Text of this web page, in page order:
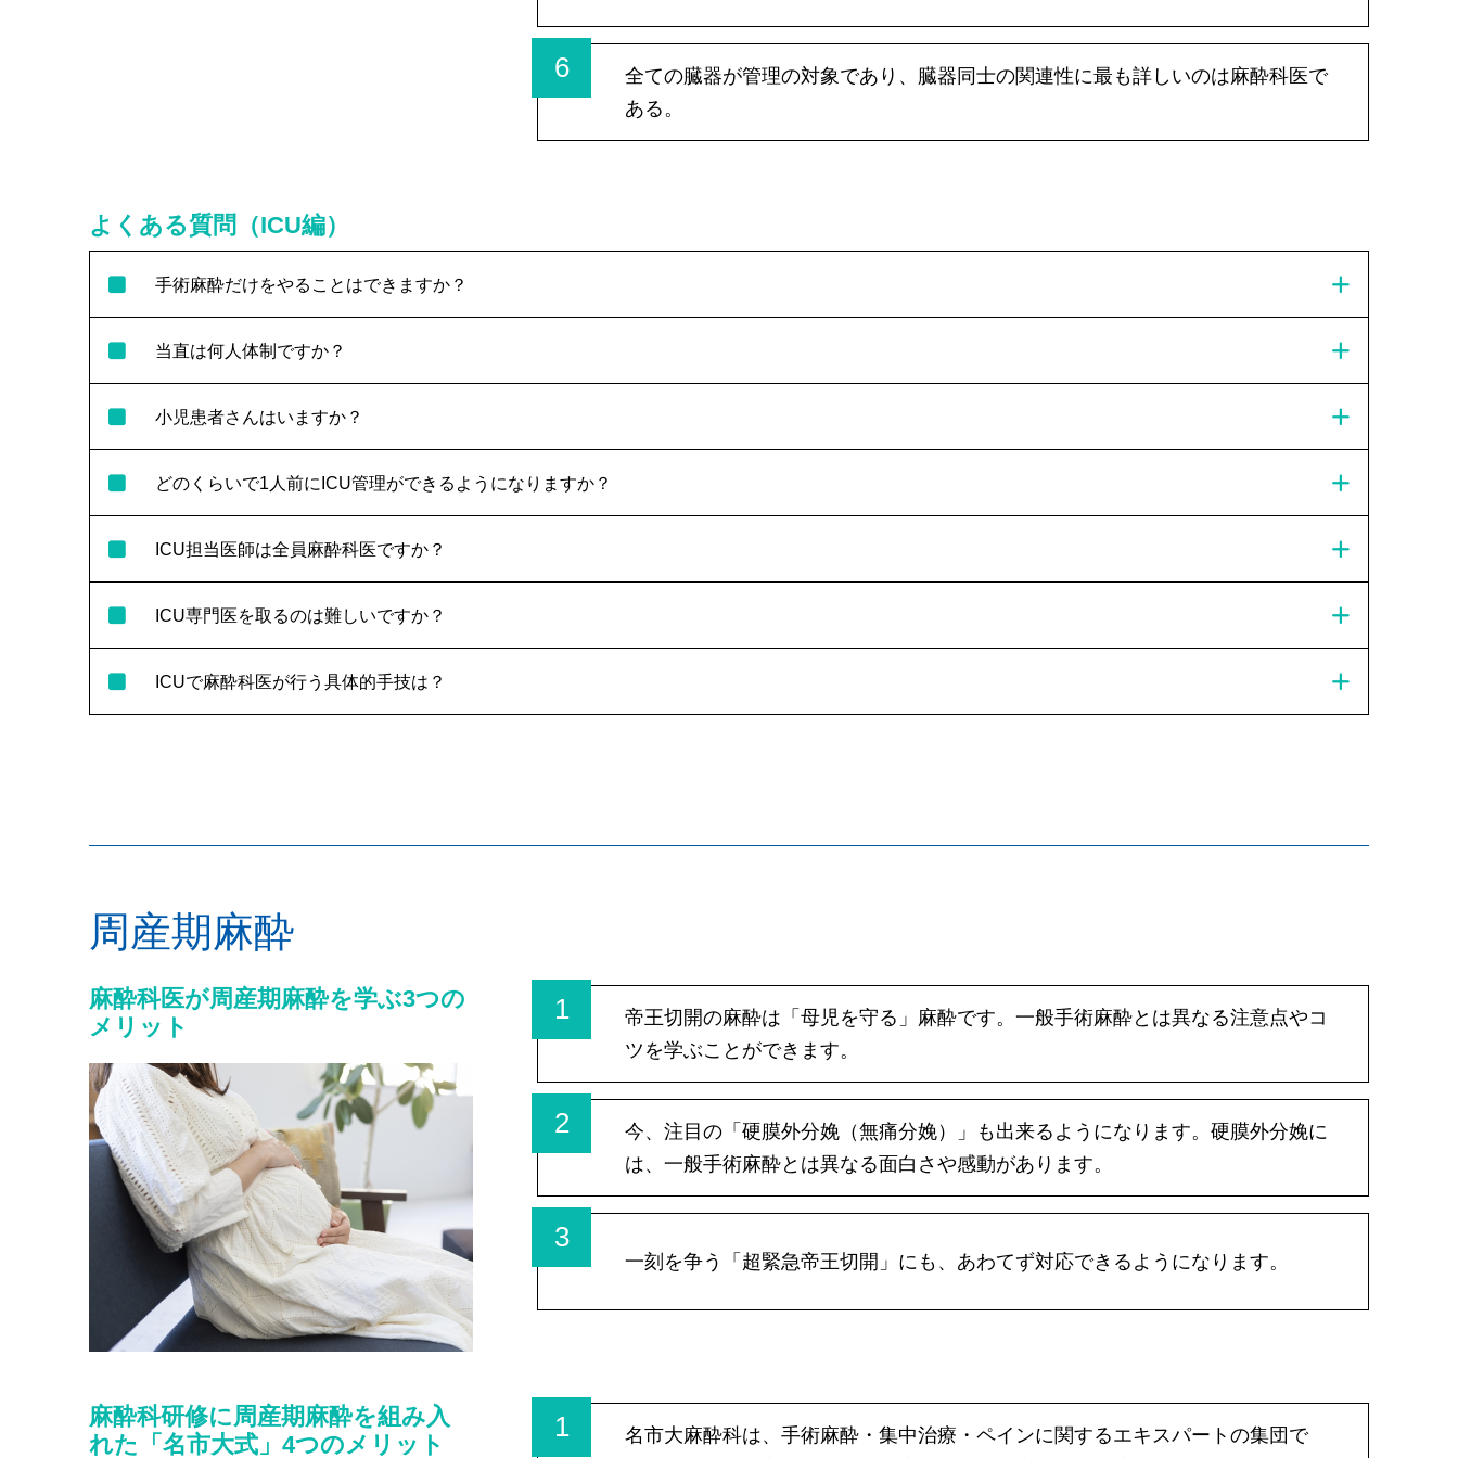
6
全ての臓器が管理の対象であり、臓器同士の関連性に最も詳しいのは麻酔科医で
ある。
よくある質問（ICU編）
手術麻酔だけをやることはできますか？
当直は何人体制ですか？
小児患者さんはいますか？
どのくらいで1人前にICU管理ができるようになりますか？
ICU担当医師は全員麻酔科医ですか？
ICU専門医を取るのは難しいですか？
ICUで麻酔科医が行う具体的手技は？
周産期麻酔
麻酔科医が周産期麻酔を学ぶ3つの
メリット
1
帝王切開の麻酔は「母児を守る」麻酔です。一般手術麻酔とは異なる注意点やコ
ツを学ぶことができます。
2
今、注目の「硬膜外分娩（無痛分娩）」も出来るようになります。硬膜外分娩に
は、一般手術麻酔とは異なる面白さや感動があります。
3
一刻を争う「超緊急帝王切開」にも、あわてず対応できるようになります。
麻酔科研修に周産期麻酔を組み入
れた「名市大式」4つのメリット
1
名市大麻酔科は、手術麻酔・集中治療・ペインに関するエキスパートの集団で